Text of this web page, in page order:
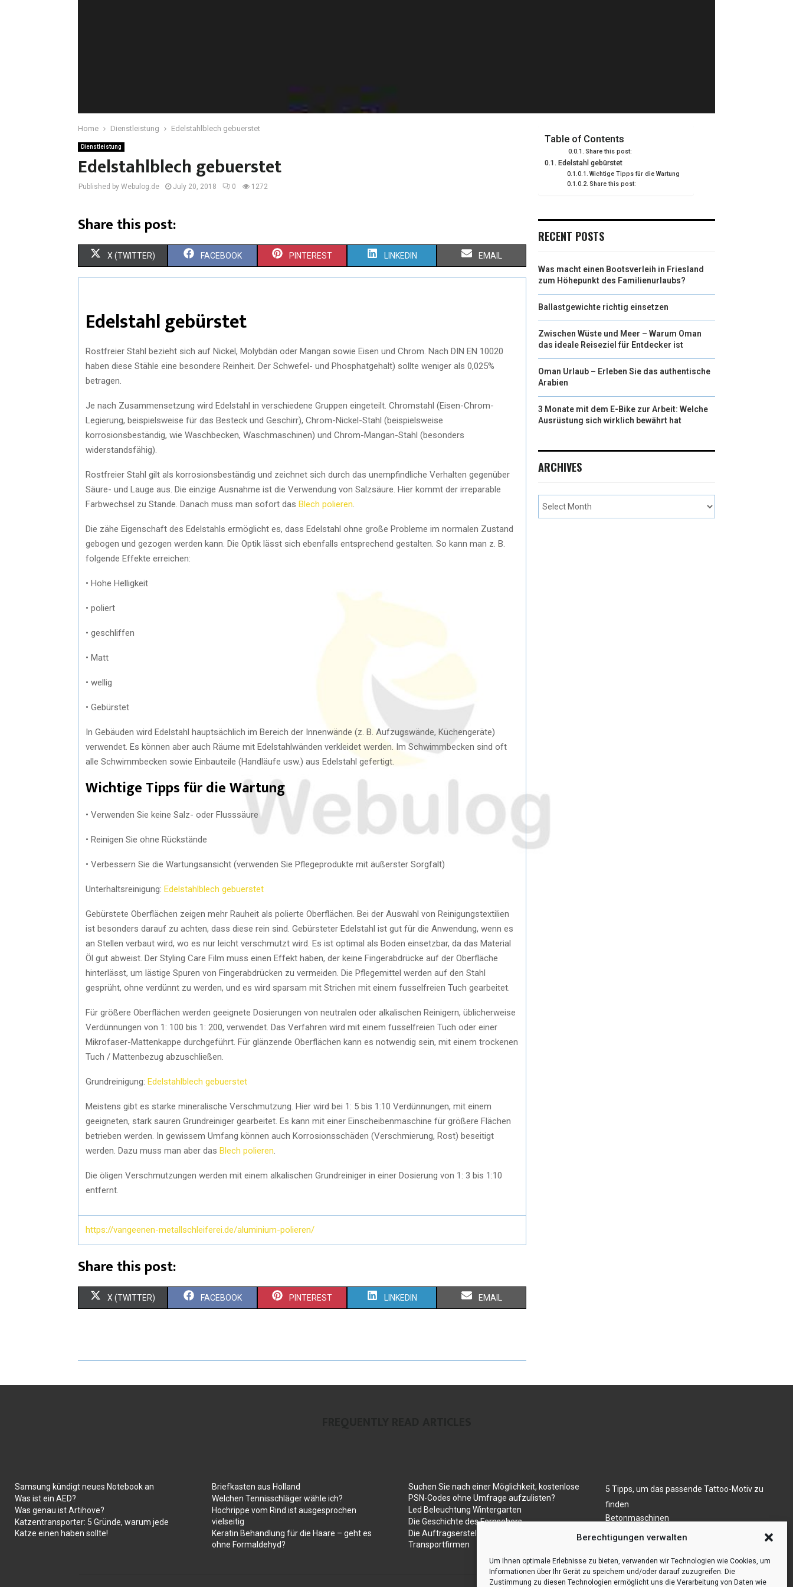
Berechtigungen verwalten
Um Ihnen optimale Erlebnisse zu bieten, verwenden wir Technologien wie Cookies, um
Informationen über Ihr Gerät zu speichern und/oder darauf zuzugreifen. Die
Zustimmung zu diesen Technologien ermöglicht uns die Verarbeitung von Daten wie
Home Dienstleistung Edelstahlblech gebuerstet
Dienstleistung
Edelstahlblech gebuerstet
Published by Webulog.de July 20, 2018 0 1272
Share this post:
X (TWITTER) FACEBOOK PINTEREST LINKEDIN EMAIL
Edelstahl gebürstet
Rostfreier Stahl bezieht sich auf Nickel, Molybdän oder Mangan sowie Eisen und Chrom. Nach DIN EN 10020
haben diese Stähle eine besondere Reinheit. Der Schwefel- und Phosphatgehalt) sollte weniger als 0,025%
betragen.
Je nach Zusammensetzung wird Edelstahl in verschiedene Gruppen eingeteilt. Chromstahl (Eisen-Chrom-
Legierung, beispielsweise für das Besteck und Geschirr), Chrom-Nickel-Stahl (beispielsweise
korrosionsbeständig, wie Waschbecken, Waschmaschinen) und Chrom-Mangan-Stahl (besonders
widerstandsfähig).
Rostfreier Stahl gilt als korrosionsbeständig und zeichnet sich durch das unempfindliche Verhalten gegenüber
Säure- und Lauge aus. Die einzige Ausnahme ist die Verwendung von Salzsäure. Hier kommt der irreparable
Farbwechsel zu Stande. Danach muss man sofort das Blech polieren
Die zähe Eigenschaft des Edelstahls ermöglicht es, dass Edelstahl ohne große Probleme im normalen Zustand
gebogen und gezogen werden kann. Die Optik lässt sich ebenfalls entsprechend gestalten. So kann man z. B.
folgende Effekte erreichen:
• Hohe Helligkeit
• poliert
• geschliffen
• Matt
• wellig
• Gebürstet
In Gebäuden wird Edelstahl hauptsächlich im Bereich der Innenwände (z. B. Aufzugswände, Küchengeräte)
verwendet. Es können aber auch Räume mit Edelstahlwänden verkleidet werden. Im Schwimmbecken sind oft
alle Schwimmbecken sowie Einbauteile (Handläufe usw.) aus Edelstahl gefertigt.
Wichtige Tipps für die Wartung
• Verwenden Sie keine Salz- oder Flusssäure
• Reinigen Sie ohne Rückstände
• Verbessern Sie die Wartungsansicht (verwenden Sie Pflegeprodukte mit äußerster Sorgfalt)
Unterhaltsreinigung: Edelstahlblech gebuerstet
Gebürstete Oberflächen zeigen mehr Rauheit als polierte Oberflächen. Bei der Auswahl von Reinigungstextilien
ist besonders darauf zu achten, dass diese rein sind. Gebürsteter Edelstahl ist gut für die Anwendung, wenn es
an Stellen verbaut wird, wo es nur leicht verschmutzt wird. Es ist optimal als Boden einsetzbar, da das Material
Öl gut abweist. Der Styling Care Film muss einen Effekt haben, der keine Fingerabdrücke auf der Oberfläche
hinterlässt, um lästige Spuren von Fingerabdrücken zu vermeiden. Die Pflegemittel werden auf den Stahl
gesprüht, ohne verdünnt zu werden, und es wird sparsam mit Strichen mit einem fusselfreien Tuch gearbeitet.
Für größere Oberflächen werden geeignete Dosierungen von neutralen oder alkalischen Reinigern, üblicherweise
Verdünnungen von 1: 100 bis 1: 200, verwendet. Das Verfahren wird mit einem fusselfreien Tuch oder einer
Mikrofaser-Mattenkappe durchgeführt. Für glänzende Oberflächen kann es notwendig sein, mit einem trockenen
Tuch / Mattenbezug abzuschließen.
Grundreinigung: Edelstahlblech gebuerstet
Meistens gibt es starke mineralische Verschmutzung. Hier wird bei 1: 5 bis 1:10 Verdünnungen, mit einem
geeigneten, stark sauren Grundreiniger gearbeitet. Es kann mit einer Einscheibenmaschine für größere Flächen
betrieben werden. In gewissem Umfang können auch Korrosionsschäden (Verschmierung, Rost) beseitigt
werden. Dazu muss man aber das Blech polieren
Die öligen Verschmutzungen werden mit einem alkalischen Grundreiniger in einer Dosierung von 1: 3 bis 1:10
entfernt.
https://vangeenen-metallschleiferei.de/aluminium-polieren/
Share this post:
X (TWITTER) FACEBOOK PINTEREST LINKEDIN EMAIL
Table of Contents
Share this post:
Edelstahl gebürstet
Wichtige Tipps für die Wartung
Share this post:
RECENT POSTS
Was macht einen Bootsverleih in Friesland
zum Höhepunkt des Familienurlaubs?
Ballastgewichte richtig einsetzen
Zwischen Wüste und Meer – Warum Oman
das ideale Reiseziel für Entdecker ist
Oman Urlaub – Erleben Sie das authentische
Arabien
3 Monate mit dem E-Bike zur Arbeit: Welche
Ausrüstung sich wirklich bewährt hat
ARCHIVES
Samsung kündigt neues Notebook an
Was ist ein AED?
Was genau ist Artihove?
Katzentransporter: 5 Gründe, warum jede
Katze einen haben sollte!
Briefkasten aus Holland
Welchen Tennisschläger wähle ich?
Hochrippe vom Rind ist ausgesprochen
vielseitig
Keratin Behandlung für die Haare – geht es
ohne Formaldehyd?
Suchen Sie nach einer Möglichkeit, kostenlose
PSN-Codes ohne Umfrage aufzulisten?
Led Beleuchtung Wintergarten
Die Geschichte des Fernsehers
Die Auftragserstellung für Umzugs- und/oder
Transportfirmen
5 Tipps, um das passende Tattoo-Motiv zu
finden
Betonmaschinen
Die Automatisierung der Sackentleerung